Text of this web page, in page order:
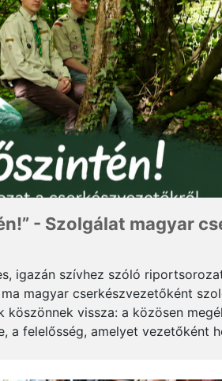
- Szolgálat magyar
igazán szívhez szóló
magyar cserkészvezetőként
köszönnek vissza: a közösen
a felelősség, amelyet vezetőként